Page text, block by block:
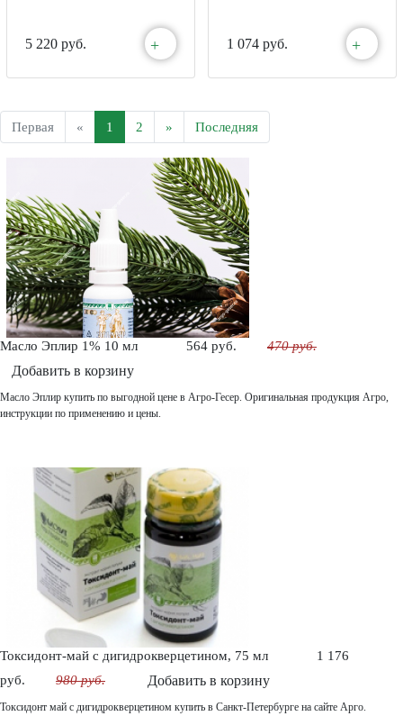
5 220 руб. + 1 074 руб. +
Первая « 1 2 » Последняя
Масло Эплир 1% 10 мл 564 руб. 470 руб.
Добавить в корзину
Масло Эплир купить по выгодной цене в Агро-Гесер. Оригинальная продукция Агро,
инструкции по применению и цены.
Токсидонт-май с дигидрокверцетином, 75 мл
1 176
руб.
980 руб. Добавить в корзину
Токсидонт май с дигидрокверцетином купить в Санкт-Петербурге на сайте Арго.